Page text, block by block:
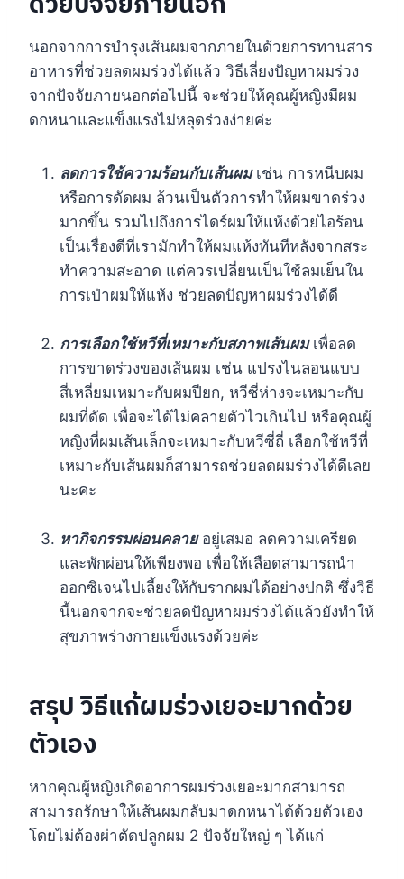
นอกจากการบำรุงเส้นผมจากภายในด้วยการทานสาร
อาหารที่ช่วยลดผมร่วงได้แล้ว วิธีเลี่ยงปัญหาผมร่วง
จากปัจจัยภายนอกต่อไปนี้ จะช่วยให้คุณผู้หญิงมีผม
ดกหนาและแข็งแรงไม่หลุดร่วงง่ายค่ะ
ลดการใช้ความร้อนกับเส้นผมเช่น การหนีบผม
หรือการดัดผม ล้วนเป็นตัวการทำให้ผมขาดร่วง
มากขึ้น รวมไปถึงการไดร์ผมให้แห้งด้วยไอร้อน
เป็นเรื่องดีที่เรามักทำให้ผมแห้งทันทีหลังจากสระ
ทำความสะอาด แต่ควรเปลี่ยนเป็นใช้ลมเย็นใน
การเป่าผมให้แห้ง ช่วยลดปัญหาผมร่วงได้ดี
การเลือกใช้หวีที่เหมาะกับสภาพเส้นผมเพื่อลด
การขาดร่วงของเส้นผม เช่น แปรงไนลอนแบบ
สี่เหลี่ยมเหมาะกับผมปียก, หวีซี่ห่างจะเหมาะกับ
ผมที่ดัด เพื่อจะได้ไม่คลายตัวไวเกินไป หรือคุณผู้
หญิงที่ผมเส้นเล็กจะเหมาะกับหวีซี่ถี่ เลือกใช้หวีที่
เหมาะกับเส้นผมก็สามารถช่วยลดผมร่วงได้ดีเลย
นะคะ
หากิจกรรมผ่อนคลายอยู่เสมอ ลดความเครียด
และพักผ่อนให้เพียงพอ เพื่อให้เลือดสามารถนำ
ออกซิเจนไปเลี้ยงให้กับรากผมได้อย่างปกติ ซึ่งวิธี
นี้นอกจากจะช่วยลดปัญหาผมร่วงได้แล้วยังทำให้
สุขภาพร่างกายแข็งแรงด้วยค่ะ
สรุป วิธีแก้ผมร่วงเยอะมากด้วย
ตัวเอง
หากคุณผู้หญิงเกิดอาการผมร่วงเยอะมากสามารถ
สามารถรักษาให้เส้นผมกลับมาดกหนาได้ด้วยตัวเอง
โดยไม่ต้องผ่าตัดปลูกผม 2 ปัจจัยใหญ่ ๆ ได้แก่